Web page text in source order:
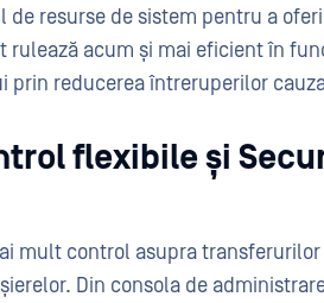
resurse de sistem pentru a
rulează acum și mai eficient în
reducerea întreruperilor
flexibile și
mult control asupra
Din consola de